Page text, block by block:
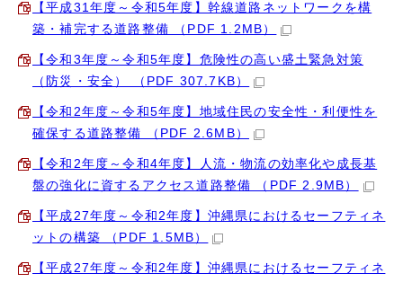
【平成31年度～令和5年度】幹線道路ネットワークを構
築・補完する道路整備 （PDF 1.2MB）
【令和3年度～令和5年度】危険性の高い盛土緊急対策
（防災・安全） （PDF 307.7KB）
【令和2年度～令和5年度】地域住民の安全性・利便性を
確保する道路整備 （PDF 2.6MB）
【令和2年度～令和4年度】人流・物流の効率化や成長基
盤の強化に資するアクセス道路整備 （PDF 2.9MB）
【平成27年度～令和2年度】沖縄県におけるセーフティネ
ットの構築 （PDF 1.5MB）
【平成27年度～令和2年度】沖縄県におけるセーフティネ